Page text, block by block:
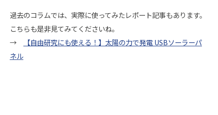
過去のコラムでは、実際に使ってみたレポート記事もあります。
こちらも是非見てみてくださいね。
→
【自由研究にも使える！】太陽の力で発電 USBソーラーパ
ネル